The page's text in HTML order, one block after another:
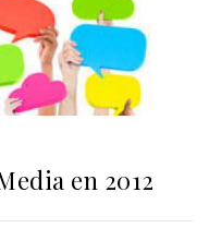
en 2012